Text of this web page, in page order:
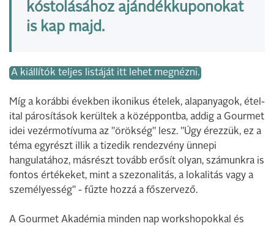
kóstolásához ajándékkuponokat
is kap majd.
A kiállítók teljes listáját itt lehet megnézni.
Míg a korábbi években ikonikus ételek, alapanyagok, étel-
ital párosítások kerültek a középpontba, addig a Gourmet
idei vezérmotívuma az "örökség" lesz. "Úgy érezzük, ez a
téma egyrészt illik a tizedik rendezvény ünnepi
hangulatához, másrészt tovább erősít olyan, számunkra is
fontos értékeket, mint a szezonalitás, a lokalitás vagy a
személyesség" - fűzte hozzá a főszervező.
A Gourmet Akadémia minden nap workshopokkal és